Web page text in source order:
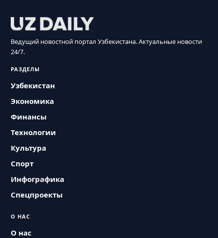
Ведущий новостной портал Узбекистана. Актуальные новости
24/7.
РАЗДЕЛЫ
Узбекистан
Экономика
Финансы
Технологии
Культура
Спорт
Инфографика
Спецпроекты
О НАС
О нас